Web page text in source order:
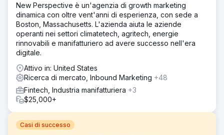
New Perspective è un'agenzia di growth marketing
dinamica con oltre vent'anni di esperienza, con sede a
Boston, Massachusetts. L'azienda aiuta le aziende
operanti nei settori climatetech, agritech, energie
rinnovabili e manifatturiero ad avere successo nell'era
digitale.
Attivo in: United States
Ricerca di mercato, Inbound Marketing +48
Fintech, Industria manifatturiera +3
$25,000+
Casi di successo